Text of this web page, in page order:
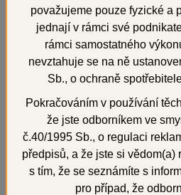
Seřadit: Od nejlevnějších
Novinky
celkem 2 položek
Novinka
považujeme pouze fyzické a
jednají v rámci své
rámci samostatného
nevztahuje se na ně
Sb., o ochraně
Pokračováním v používání
že jste odborníkem ve
č.40/1995 Sb., o regulaci
předpisů, a že jste si vědom(a)
s tím, že se seznámíte s
pro případ, že